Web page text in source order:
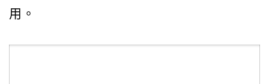
用。